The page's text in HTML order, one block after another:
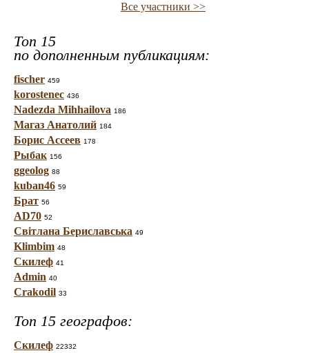
Все участники >>
Топ 15
по дополненным публикациям:
fischer 459
korostenec 436
Nadezda Mihhailova 186
Магаз Анатолий 184
Борис Ассеев 178
Рыбак 156
ggeolog 88
kuban46 59
Брат 56
AD70 52
Світлана Бериславська 49
Klimbim 48
Скилеф 41
Admin 40
Crakodil 33
Топ 15 географов:
Скилеф 22332